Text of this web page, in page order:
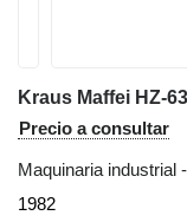
Kraus Maffei HZ-
Precio a consultar
Maquinaria industrial
1982